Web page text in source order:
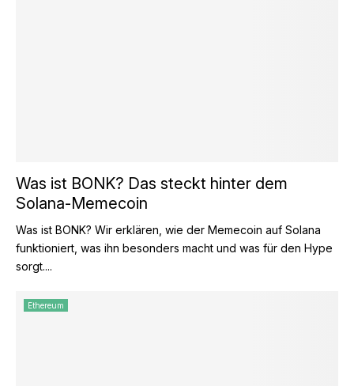
Was ist BONK? Das steckt hinter dem
Solana-Memecoin
Was ist BONK? Wir erklären, wie der Memecoin auf Solana
funktioniert, was ihn besonders macht und was für den Hype
sorgt....
Ethereum